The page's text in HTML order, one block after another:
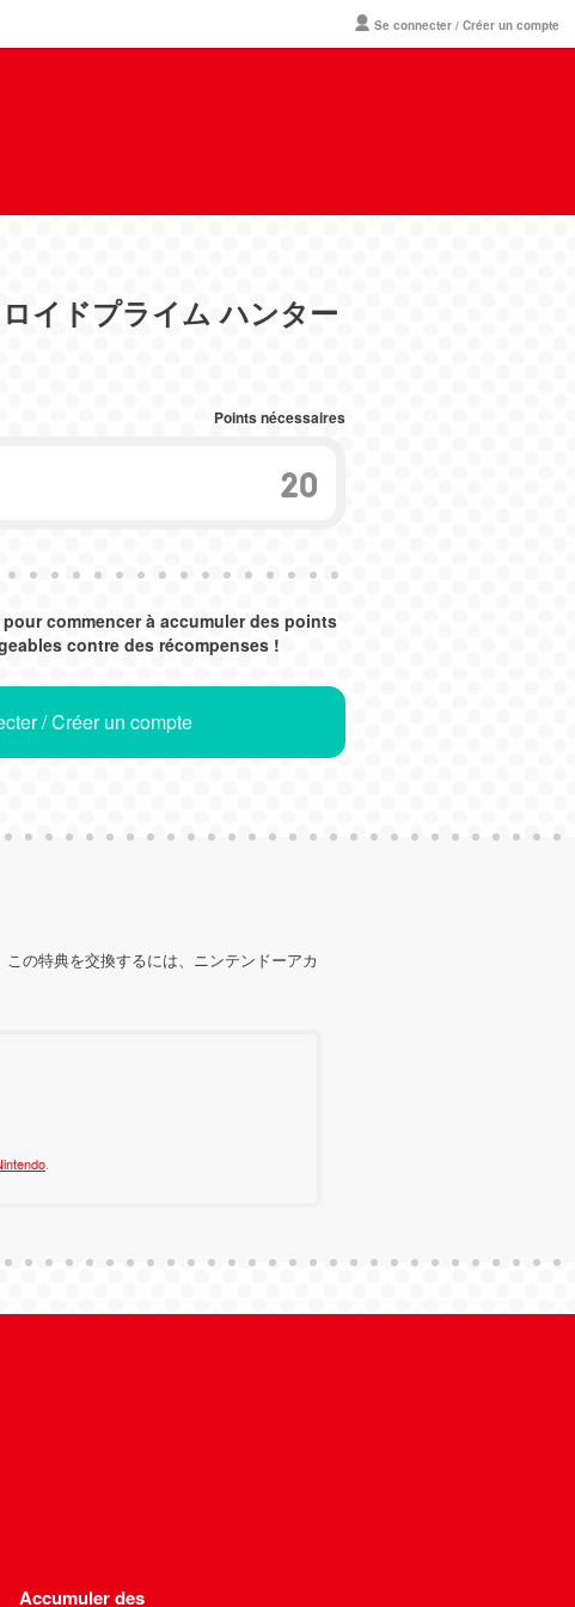
Se connecter / Créer un compte
ロイドプライム ハンター
Points nécessaires
20
commencer à accumuler des points
contre des récompenses !
/ Créer un compte
の特典を交換するには、ニンテンドーアカ
Accumuler des